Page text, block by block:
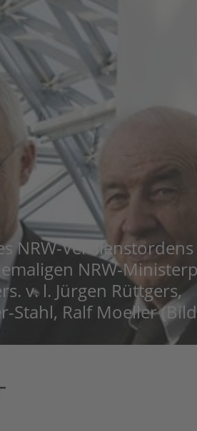
NRW-Verdienstordens
NRW-
v. l. Jürgen Rüttgers,
Stahl, Ralf Moeller